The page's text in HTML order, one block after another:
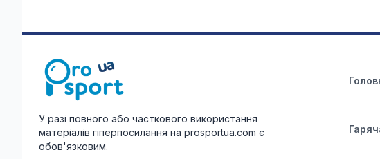
У разі повного або часткового використання
матеріалів гіперпосилання на prosportua.com є
обов'язковим.